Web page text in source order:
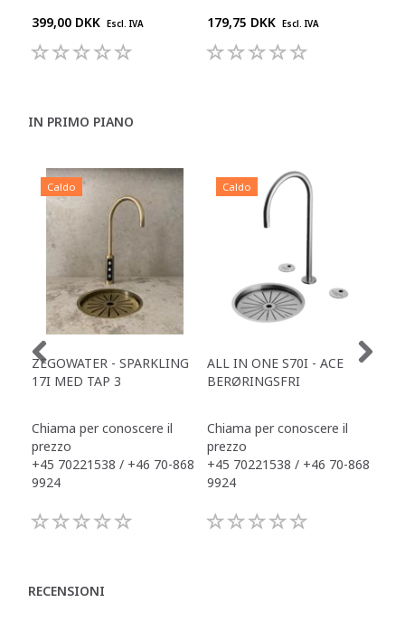
399,00 DKK Escl. IVA 179,75 DKK Escl. IVA
IN PRIMO PIANO
Caldo
ZEGOWATER - SPARKLING
17I MED TAP 3
Chiama per conoscere il
prezzo
+45 70221538 / +46 70-868
9924
Caldo
ALL IN ONE S70I - ACE
BERØRINGSFRI
Chiama per conoscere il
prezzo
+45 70221538 / +46 70-868
9924
RECENSIONI